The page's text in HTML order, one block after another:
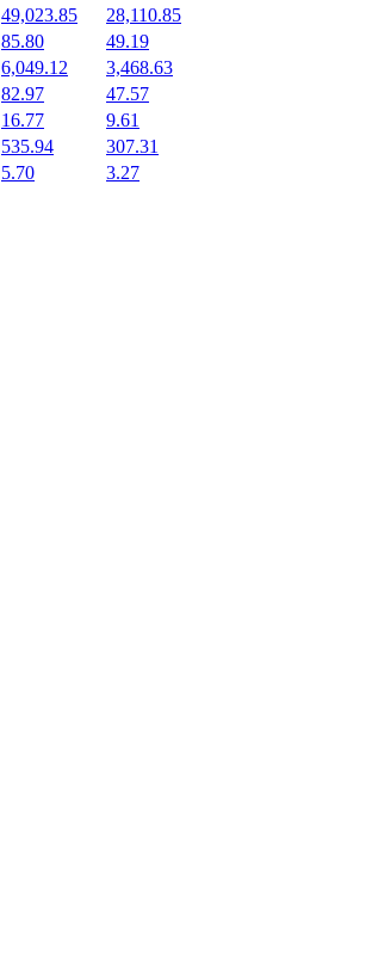
49,023.85
28,110.85
85.80
49.19
6,049.12
3,468.63
82.97
47.57
16.77
9.61
535.94
307.31
5.70
3.27